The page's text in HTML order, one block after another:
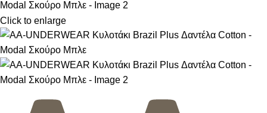
Click to enlarge